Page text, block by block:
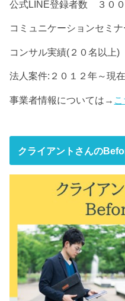
公式LINE登録者数 ３０
コミュニケーションセミ
コンサル実績(２０名以上)
法人案件:２０１２年～現
事業者情報については→
クライアントさんの